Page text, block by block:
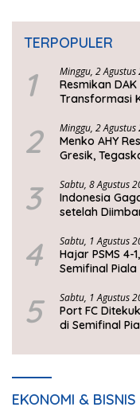
TERPOPULER
1 Minggu, 2
Resmikan DAK
Transformasi
2 Minggu, 2
Menko AHY
Gresik,
3 Sabtu, 8 Agustus
Indonesia
setelah
4 Sabtu, 1 Agustus
Hajar PSMS
Semifinal
5 Sabtu, 1 Agustus
Port FC
di Semifinal
EKONOMI & BISNIS